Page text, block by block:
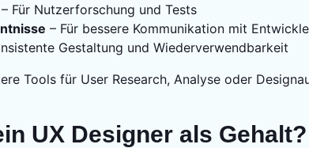
– Für Nutzerforschung und Tests
– Für bessere Kommunikation mit
Gestaltung und Wiederverwendbarkeit
Tools für User Research, Analyse oder
UX Designer als Gehalt?